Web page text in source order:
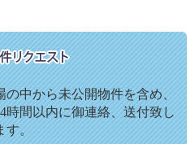
中から未公開物件を含め、
時間以内に御連絡、送付致し
す。